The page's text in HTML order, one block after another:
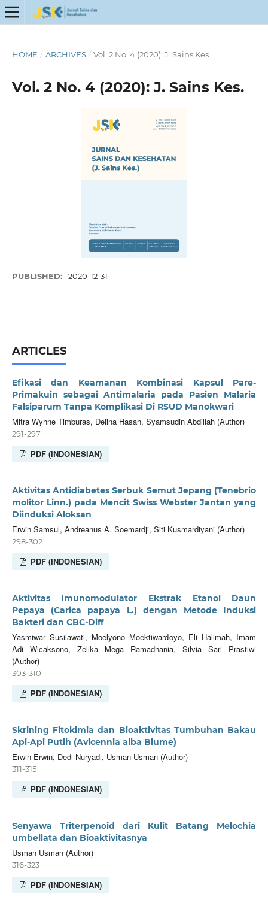
HOME / ARCHIVES / Vol. 2 No. 4 (2020): J. Sains Kes.
Vol. 2 No. 4 (2020): J. Sains Kes.
PUBLISHED: 2020-12-31
ARTICLES
Efikasi dan Keamanan Kombinasi Kapsul Pare-
Primakuin sebagai Antimalaria pada Pasien Malaria
Falsiparum Tanpa Komplikasi Di RSUD Manokwari
Mitra Wynne Timburas, Delina Hasan, Syamsudin Abdillah (Author)
291-297
PDF (INDONESIAN)
Aktivitas Antidiabetes Serbuk Semut Jepang (Tenebrio
molitor Linn.) pada Mencit Swiss Webster Jantan yang
Diinduksi Aloksan
Erwin Samsul, Andreanus A. Soemardji, Siti Kusmardiyani (Author)
298-302
PDF (INDONESIAN)
Aktivitas Imunomodulator Ekstrak Etanol Daun
Pepaya (Carica papaya L.) dengan Metode Induksi
Bakteri dan CBC-Diff
Yasmiwar Susilawati, Moelyono Moektiwardoyo, Eli Halimah, Imam
Adi Wicaksono, Zelika Mega Ramadhania, Silvia Sari Prastiwi
(Author)
303-310
PDF (INDONESIAN)
Skrining Fitokimia dan Bioaktivitas Tumbuhan Bakau
Api-Api Putih (Avicennia alba Blume)
Erwin Erwin, Dedi Nuryadi, Usman Usman (Author)
311-315
PDF (INDONESIAN)
Senyawa Triterpenoid dari Kulit Batang Melochia
umbellata dan Bioaktivitasnya
Usman Usman (Author)
316-323
PDF (INDONESIAN)